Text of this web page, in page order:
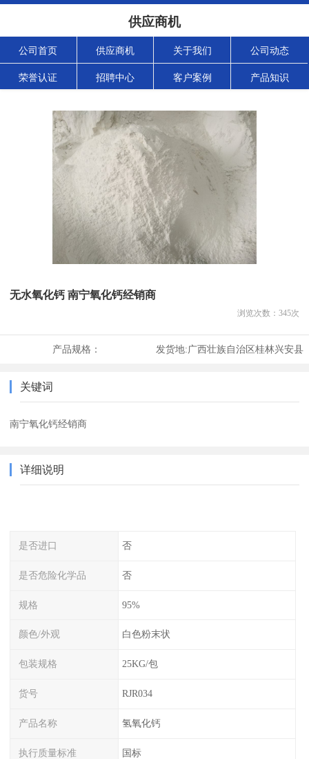
供应商机
公司首页 供应商机 关于我们 公司动态
荣誉认证 招聘中心 客户案例 产品知识
无水氧化钙 南宁氧化钙经销商
浏览次数： 345次
产品规格： 发货地:广西壮族自治区桂林兴安县
关键词
南宁氧化钙经销商
详细说明
是否进口 否
是否危险化学品 否
规格 95%
颜色/外观 白色粉末状
包装规格 25KG/包
货号 RJR034
产品名称 氢氧化钙
执行质量标准 国标